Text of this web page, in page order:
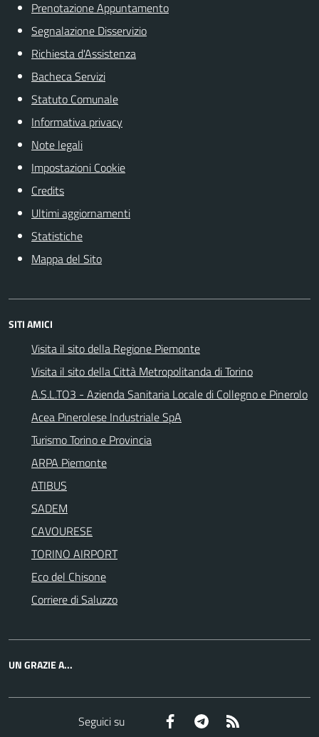
Prenotazione Appuntamento
Segnalazione Disservizio
Richiesta d'Assistenza
Bacheca Servizi
Statuto Comunale
Informativa privacy
Note legali
Impostazioni Cookie
Credits
Ultimi aggiornamenti
Statistiche
Mappa del Sito
SITI AMICI
Visita il sito della Regione Piemonte
Visita il sito della Città Metropolitanda di Torino
A.S.L.TO3 - Azienda Sanitaria Locale di Collegno e Pinerolo
Acea Pinerolese Industriale SpA
Turismo Torino e Provincia
ARPA Piemonte
ATIBUS
SADEM
CAVOURESE
TORINO AIRPORT
Eco del Chisone
Corriere di Saluzzo
UN GRAZIE A...
Seguici su Facebook Telegram